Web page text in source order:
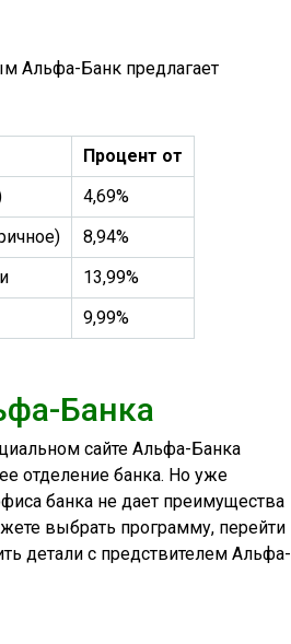
Альфа-Банк предлагает
Процент от
4,69%
8,94%
13,99%
9,99%
Банка
сайте Альфа-Банка
отделение банка. Но уже
банка не дает преимущества
выбрать программу, перейти
детали с предствителем Альфа-